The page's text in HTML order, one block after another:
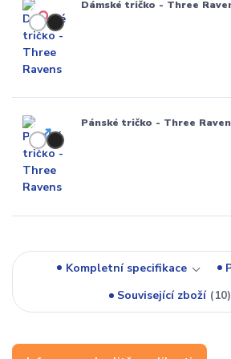
Dámské tričko - Three
Pánské tričko - Three
Kompletní specifikace
Související zboží
10